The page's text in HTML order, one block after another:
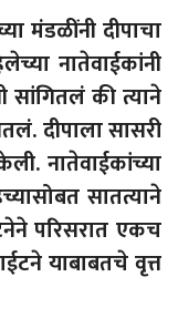
मंडळींनी दीपाचा
नातेवाईकांनी
सांगितलं की त्याने
दीपाला सासरी
नातेवाईकांच्या
सातत्याने
परिसरात एकच
याबाबतचे वृत्त